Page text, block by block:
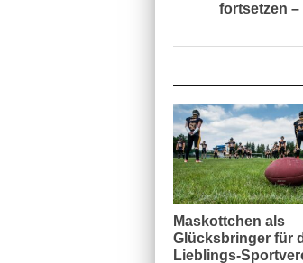
fortsetzen –
Maskottchen als
Glücksbringer für
Lieblings-